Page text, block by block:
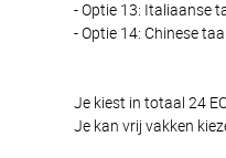
- Optie 13: Italiaanse
- Optie 14: Chinese
Je kiest in totaal 24
Je kan vrij vakken